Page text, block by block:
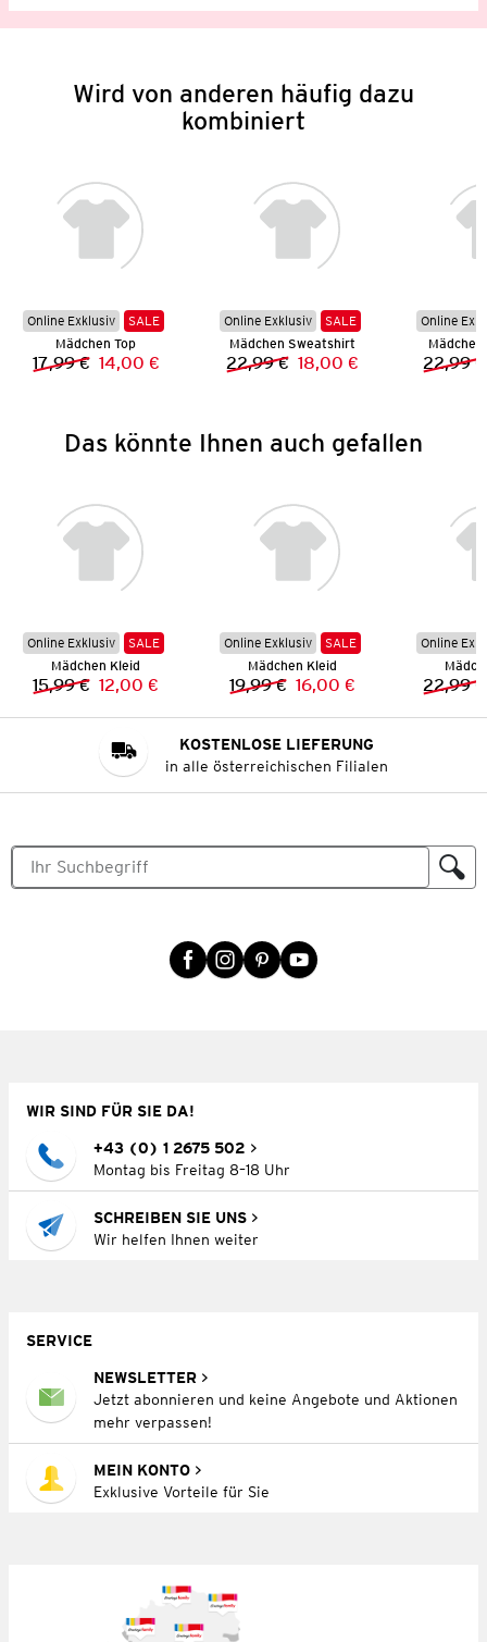
Wird von anderen häufig dazu
kombiniert
Online Exklusiv
SALE
Mädchen Top
Vorheriger Preis:
17,99 € Neuer Preis:
14,00 €
Online Exklusiv
SALE
Mädchen Sweatshirt
Vorheriger Preis:
22,99 € Neuer Preis:
18,00 €
Online
22,99 €
Das könnte Ihnen auch gefallen
Online Exklusiv
SALE
Mädchen Kleid
Vorheriger Preis:
15,99 € Neuer Preis:
12,00 €
Online Exklusiv
SALE
Mädchen Kleid
Vorheriger Preis:
19,99 € Neuer Preis:
16,00 €
Online
22,99 €
KOSTENLOSE LIEFERUNG
in alle österreichischen Filialen
WIR SIND FÜR SIE DA!
+43 (0) 1 2675 502
Montag bis Freitag 8–18 Uhr
SCHREIBEN SIE UNS
Wir helfen Ihnen weiter
SERVICE
NEWSLETTER
Jetzt abonnieren und keine Angebote und Aktionen
mehr verpassen!
MEIN KONTO
Exklusive Vorteile für Sie